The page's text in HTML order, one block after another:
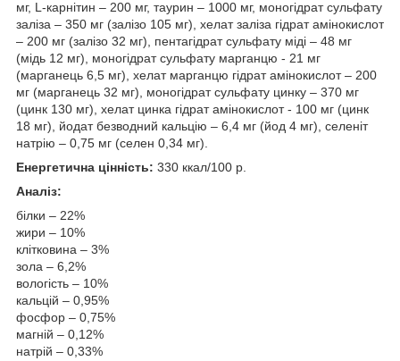
мг, L-карнітин – 200 мг, таурин – 1000 мг, моногідрат сульфату
заліза – 350 мг (залізо 105 мг), хелат заліза гідрат амінокислот
– 200 мг (залізо 32 мг), пентагідрат сульфату міді – 48 мг
(мідь 12 мг), моногідрат сульфату марганцю - 21 мг
(марганець 6,5 мг), хелат марганцю гідрат амінокислот – 200
мг (марганець 32 мг), моногідрат сульфату цинку – 370 мг
(цинк 130 мг), хелат цинка гідрат амінокислот - 100 мг (цинк
18 мг), йодат безводний кальцію – 6,4 мг (йод 4 мг), селеніт
натрію – 0,75 мг (селен 0,34 мг).
Енергетична цінність: 330 ккал/100 р.
Аналіз:
білки – 22%
жири – 10%
клітковина – 3%
зола – 6,2%
вологість – 10%
кальцій – 0,95%
фосфор – 0,75%
магній – 0,12%
натрій – 0,33%